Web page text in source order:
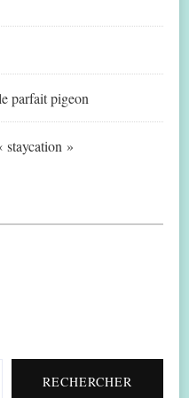
parfait pigeon
staycation »
RECHERCHER